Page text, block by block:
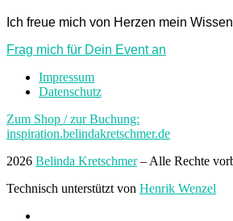
Ich freue mich von Herzen mein
Frag mich für Dein Event an
Impressum
Datenschutz
Zum Shop / zur Buchung:
inspiration.belindakretschmer.de
2026 Belinda Kretschmer – Alle Rechte
Technisch unterstützt von Henrik Wenzel